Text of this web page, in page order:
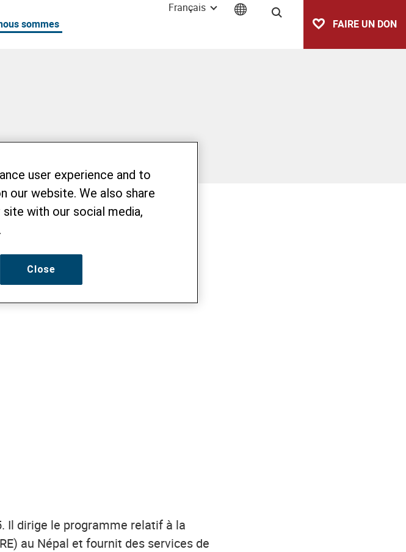
sommes
Français
Recherche
FAIRE UN DON
Il dirige le programme relatif à la
au Népal et fournit des services de
user experience and to
our website. We also share
with our social media,
Close